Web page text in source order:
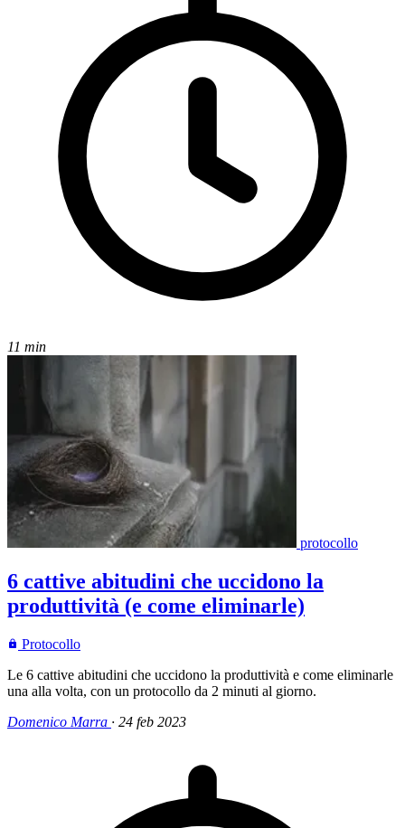
11 min
protocollo
6 cattive abitudini che uccidono la
produttività (e come eliminarle)
Protocollo
Le 6 cattive abitudini che uccidono la produttività e come eliminarle
una alla volta, con un protocollo da 2 minuti al giorno.
Domenico Marra · 24 feb 2023